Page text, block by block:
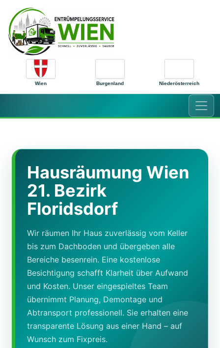
Zum Inhalt springen
Wien Burgenland Niederösterreich
Hausräumung Wien
21. Bezirk
Floridsdorf
Wir räumen Ihr Haus zuverlässig vom Keller
bis zum Dachboden und übergeben alle
Bereiche besenrein. Eine kostenlose
Besichtigung schafft Klarheit über Aufwand
und Kosten. Unser eingespieltes Team
übernimmt Planung, Demontage und
Abtransport professionell. Sie erhalten eine
transparente Lösung aus einer Hand – auf
Wunsch zum Fixpreis.